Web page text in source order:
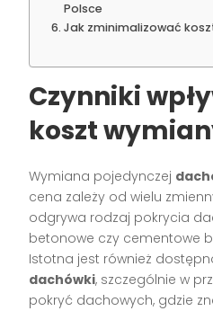
Polsce
Jak zminimalizować
Czynniki
koszt
Wymiana pojedynczej
cena zależy od wielu
odgrywa rodzaj pokrycia
betonowe czy cementowe
Istotna jest również
dachówki, szczególnie w
pokryć dachowych, gdzie